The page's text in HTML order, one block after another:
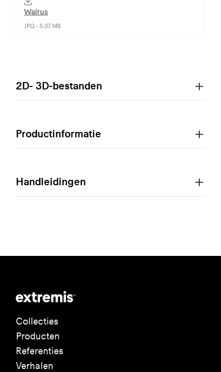
Walrus
JPG - 5.07 MB
2D- 3D-bestanden
Productinformatie
Handleidingen
Collecties
Producten
Referenties
Verhalen